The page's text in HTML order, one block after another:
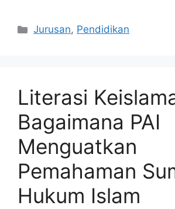
Kategori
Jurusan, Pendidikan
Literasi
Bagaimana PAI
Menguatkan
Pemahaman
Hukum Islam